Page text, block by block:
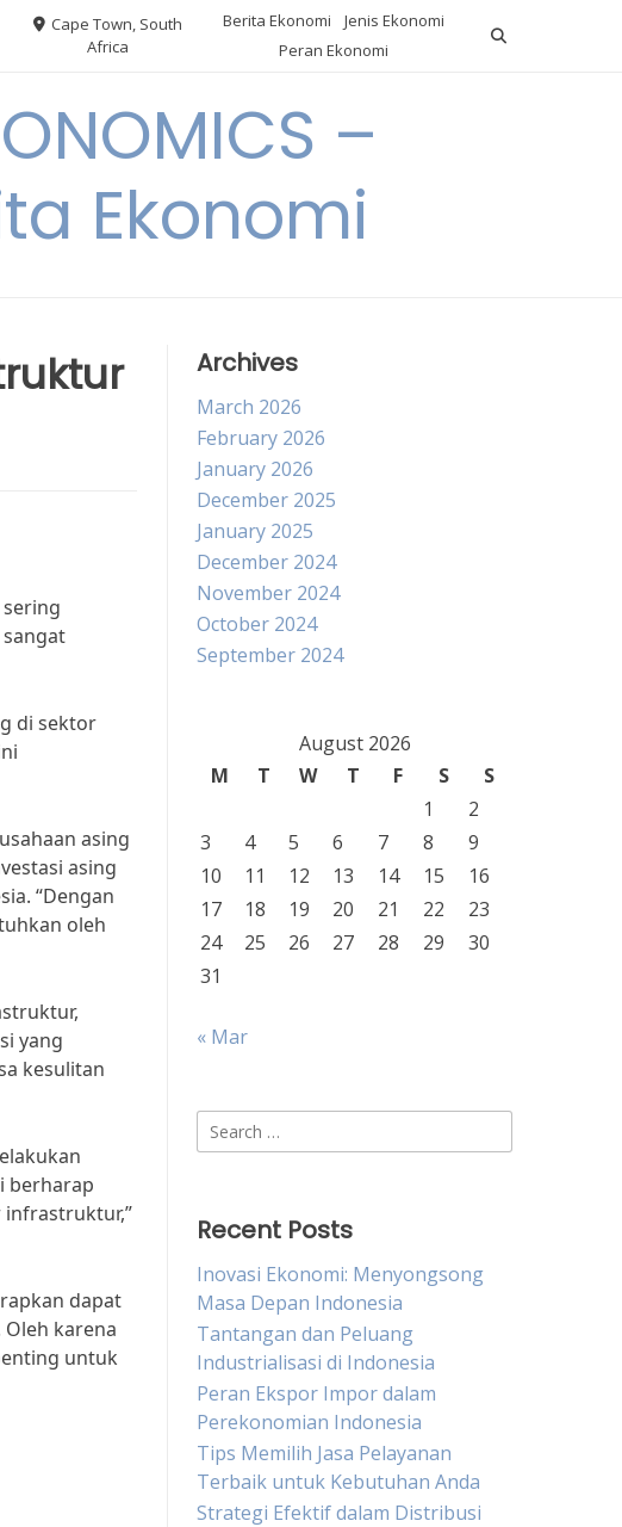
Cape Town, South
Africa
Berita Ekonomi
Jenis Ekonomi
Peran Ekonomi
–
Ekonomi
di sektor
asing
asing
“Dengan
oleh
yang
kesulitan
berharap
dapat
karena
untuk
Archives
March 2026
February 2026
January 2026
December 2025
January 2025
December 2024
November 2024
October 2024
September 2024
August 2026
M
T W T F S
S
1
2
3
4 5 6 7 8
9
10
11 12 13 14 15
16
17
18 19 20 21 22
23
24
25 26 27 28 29
30
31
« Mar
Search
for:
Recent Posts
Inovasi Ekonomi: Menyongsong
Masa Depan Indonesia
Tantangan dan Peluang
Industrialisasi di Indonesia
Peran Ekspor Impor dalam
Perekonomian Indonesia
Tips Memilih Jasa Pelayanan
Terbaik untuk Kebutuhan Anda
Strategi Efektif dalam Distribusi